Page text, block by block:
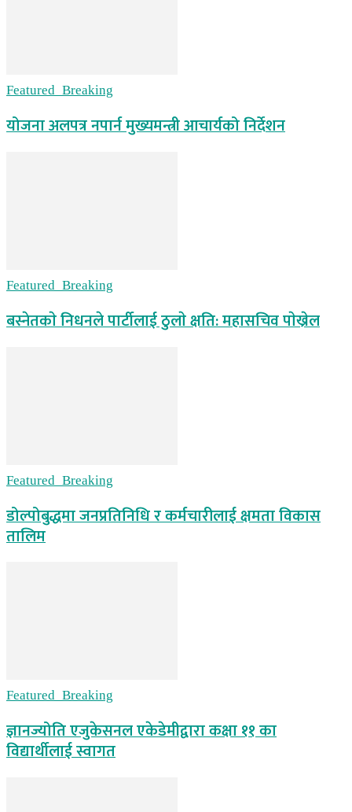
Featured_Breaking
योजना अलपत्र नपार्न मुख्यमन्त्री आचार्यको निर्देशन
Featured_Breaking
बस्नेतकाे निधनले पार्टीलाई ठुलाे क्षति: महासचिव पाेख्रेल
Featured_Breaking
डोल्पोबुद्धमा जनप्रतिनिधि र कर्मचारीलाई क्षमता विकास
तालिम
Featured_Breaking
ज्ञानज्योति एजुकेसनल एकेडेमीद्वारा कक्षा ११ का
विद्यार्थीलाई स्वागत